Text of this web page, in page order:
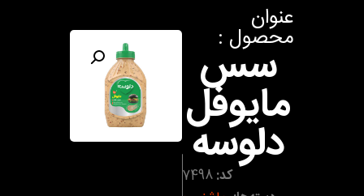
عنوان
محصول :
سس
مايوفل
دلوسه
کد:7498